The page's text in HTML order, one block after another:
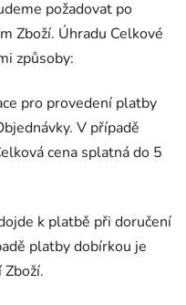
požadovat po
Zboží. Úhradu Celkové
způsoby:
pro provedení platby
V případě
cena splatná do 5
k platbě při doručení
platby dobírkou je